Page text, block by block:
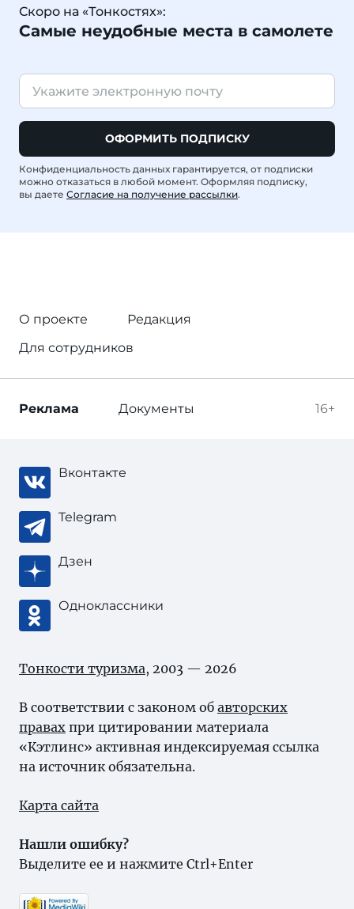
Скоро на «Тонкостях»:
Самые неудобные места в самолете
ОФОРМИТЬ ПОДПИСКУ
Конфиденциальность данных гарантируется, от подписки
можно отказаться в любой момент. Оформляя подписку,
вы даете Согласие на получение рассылки.
О проекте
Редакция
Для сотрудников
16+
Реклама Документы
Вконтакте
Telegram
Дзен
Одноклассники
Тонкости туризма, 2003 — 2026
В соответствии с законом об авторских
правах при цитировании материала
«Кэтлинс» активная индексируемая ссылка
на источник обязательна.
Карта сайта
Нашли ошибку?
Выделите ее и нажмите Ctrl+Enter